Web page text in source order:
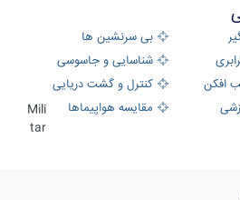
بی سرنشین ها
شناسایی و جاسوسی
افکن
کنترل و گشت دریایی
مقایسه هواپیماها
Mili
tar